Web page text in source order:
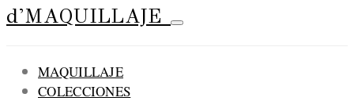
d'MAQUILLAJE
MAQUILLAJE
COLECCIONES